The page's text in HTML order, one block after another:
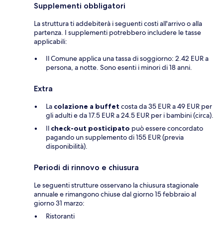
Supplementi obbligatori
La struttura ti addebiterà i seguenti costi all'arrivo o alla
partenza. I supplementi potrebbero includere le tasse
applicabili:
Il Comune applica una tassa di soggiorno: 2.42 EUR a
persona, a notte. Sono esenti i minori di 18 anni.
Extra
La colazione a buffet costa da 35 EUR a 49 EUR per
gli adulti e da 17.5 EUR a 24.5 EUR per i bambini (circa).
Il check-out posticipato può essere concordato
pagando un supplemento di 155 EUR (previa
disponibilità).
Periodi di rinnovo e chiusura
Le seguenti strutture osservano la chiusura stagionale
annuale e rimangono chiuse dal giorno 15 febbraio al
giorno 31 marzo:
Ristoranti